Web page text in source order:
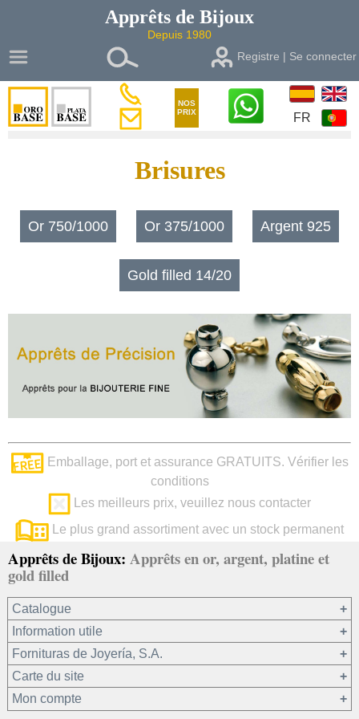
Apprêts de Bijoux
Depuis 1980
Registre | Se connecter
NOS
PRIX
FR
Brisures
Or 750/1000 Or 375/1000 Argent 925
Gold filled 14/20
Emballage, port et assurance GRATUITS. Vérifier les
conditions
Les meilleurs prix, veuillez nous contacter
Le plus grand assortiment avec un stock permanent
Apprêts de Bijoux: Apprêts en or, argent, platine et
gold filled
Catalogue
Or 750/1000
Or 375/1000
Platine 950/1000
Argent 925
Information utile
Fornituras de Joyería, S.A.
Notre société
Conditions générales de vente
Carte du site
Mon compte